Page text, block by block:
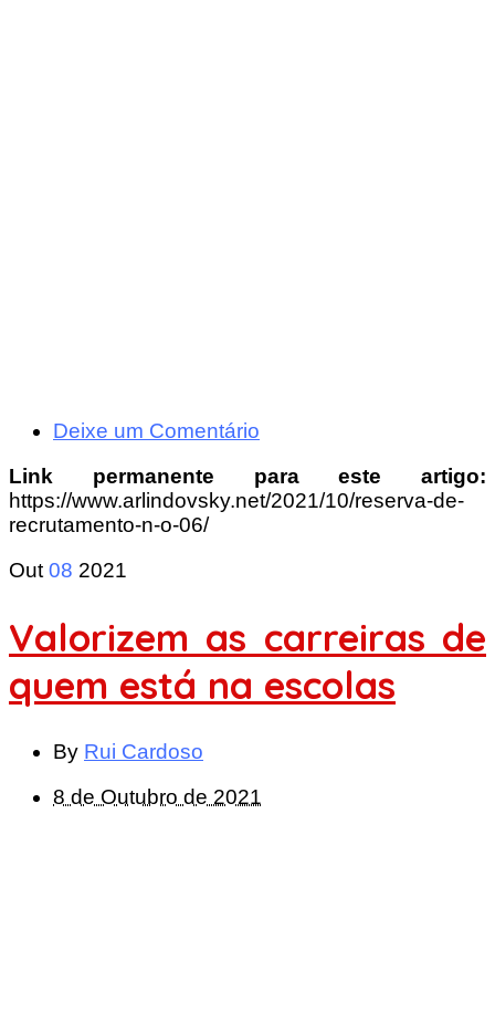
Deixe um Comentário
Link permanente para este artigo:
https://www.arlindovsky.net/2021/10/reserva-de-
recrutamento-n-o-06/
Out 08 2021
Valorizem as carreiras de
quem está na escolas
By Rui Cardoso
8 de Outubro de 2021